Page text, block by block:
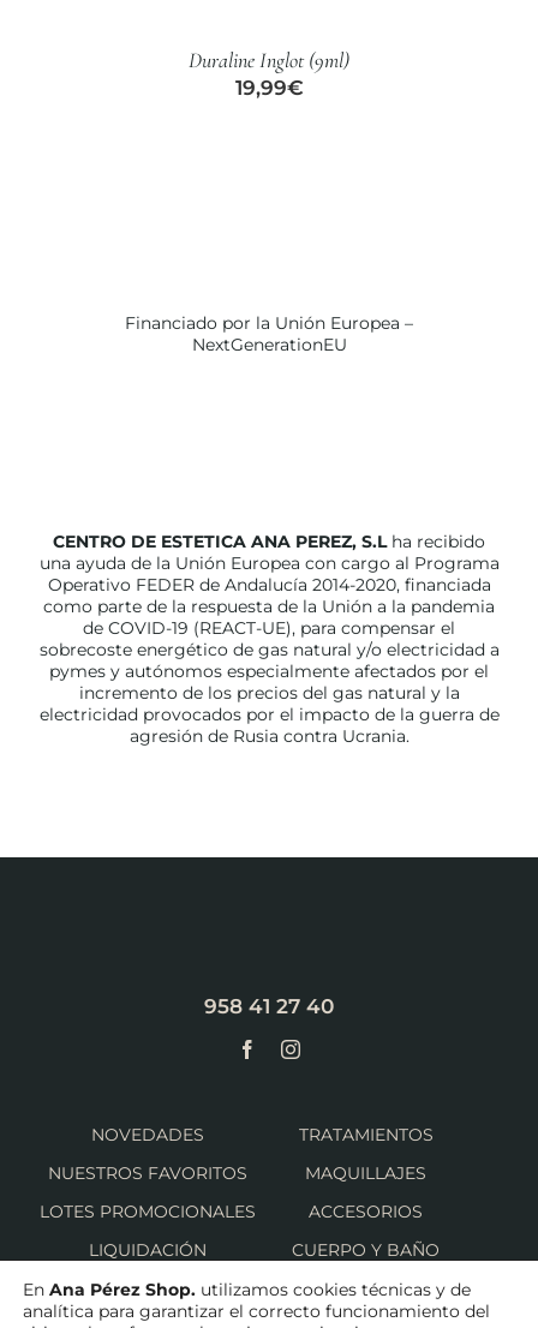
Duraline Inglot (9ml)
19,99€
Financiado por la Unión Europea –
NextGenerationEU
CENTRO DE ESTETICA ANA PEREZ, S.Lha recibido
una ayuda de la Unión Europea con cargo al Programa
Operativo FEDER de Andalucía 2014-2020, financiada
como parte de la respuesta de la Unión a la pandemia
de COVID-19 (REACT-UE), para compensar el
sobrecoste energético de gas natural y/o electricidad a
pymes y autónomos especialmente afectados por el
incremento de los precios del gas natural y la
electricidad provocados por el impacto de la guerra de
agresión de Rusia contra Ucrania.
958 41 27 40
NOVEDADES
NUESTROS FAVORITOS
LOTES PROMOCIONALES
LIQUIDACIÓN
SOLAR
TRATAMIENTOS
MAQUILLAJES
ACCESORIOS
CUERPO Y BAÑO
CUIDADO CAPILAR
En Ana Pérez Shop. utilizamos cookies técnicas y de
analítica para garantizar el correcto funcionamiento del